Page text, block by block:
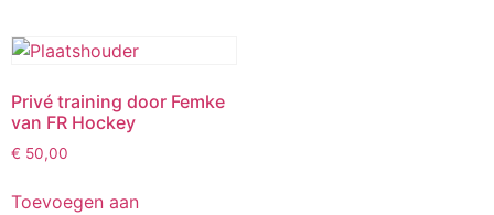
Privé training door Femke
van FR Hockey
€ 50,00
Toevoegen aan